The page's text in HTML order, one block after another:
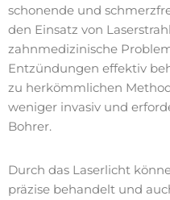
schonende und
den Einsatz von
zahnmedizinische
Entzündungen effektiv
zu herkömmlichen
weniger invasiv und
Bohrer.
Durch das Laserlicht
präzise behandelt und